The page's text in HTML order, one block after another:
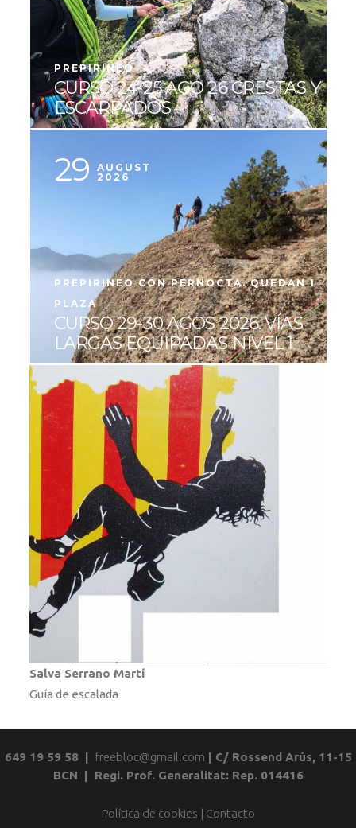
PREPIRINEO
CURSO 24-25 AGO 26 CRESTAS Y
ESCARPADOS
29
AUGUST
2026
PREPIRINEO CON PERNOCTA. QUEDAN 1
PLAZA
CURSO 29-30 AGOS 2026. VÍAS
LARGAS EQUIPADAS NIVEL 1
Salva Serrano Martí
Guía de escalada
649 19 59 58 | freebloc@gmail.com | C/ Rossend Arús, 11-15
BCN | Regi. Prof. Generalitat: Rep. 014416
Política de cookies | Contacto